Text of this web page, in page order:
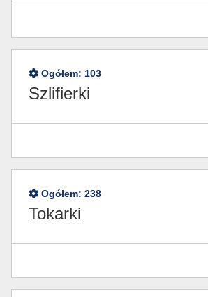
Ogółem: 103
Szlifierki
Ogółem: 238
Tokarki